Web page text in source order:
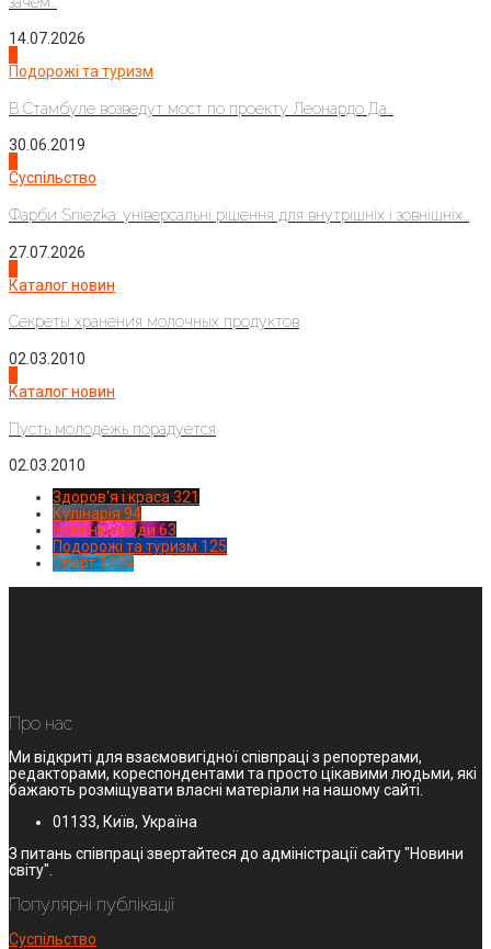
14.07.2026
Подорожі та туризм
В Стамбуле возведут мост по проекту Леонардо Да...
30.06.2019
Суспільство
Фарби Sniezka: універсальні рішення для внутрішніх і зовнішніх...
27.07.2026
Каталог новин
Секреты хранения молочных продуктов
02.03.2010
Каталог новин
Пусть молодежь порадуется
02.03.2010
Здоров'я і краса 321
Кулінарія 94
Новинки моди 63
Подорожі та туризм 125
Спорт1224
Про нас
Ми відкриті для взаємовигідної співпраці з репортерами,
редакторами, кореспондентами та просто цікавими людьми, які
бажають розміщувати власні матеріали на нашому сайті.
01133, Київ, Україна
З питань співпраці звертайтеся до адміністрації сайту "Новини
світу".
Популярні публікації
Суспільство